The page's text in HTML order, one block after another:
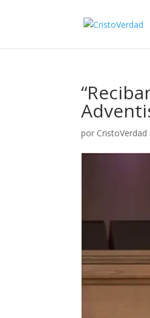
por CristoVerdad